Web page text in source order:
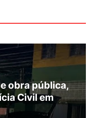
obra pública,
Civil em